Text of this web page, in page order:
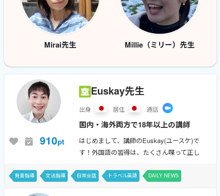
Mirai先生 Millie（ミリー）先生
910pt
Euskay先生
出身 居住 通話
国内・海外両方で18年以上の講師
経験、海外5カ国で計12年勤務経験
あり。ワーホリ・留学にも対応。英
皆様と同じです！中学生〜大人まで
はじめまして、講師のEuskay(ユースケ)で
す！外国語の習得は、たくさん喋って正し
すことができます！ 英語が話せる様になっ
発音指導 文法指導 日常会話 トラベル英語 DAILY NEWS